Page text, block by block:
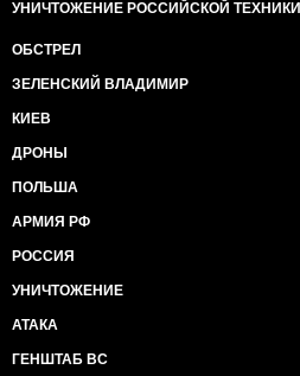
УНИЧТОЖЕНИЕ РОССИЙСКОЙ ТЕХНИКИ
ОБСТРЕЛ
ЗЕЛЕНСКИЙ ВЛАДИМИР
КИЕВ
ДРОНЫ
ПОЛЬША
АРМИЯ РФ
РОССИЯ
УНИЧТОЖЕНИЕ
АТАКА
ГЕНШТАБ ВС